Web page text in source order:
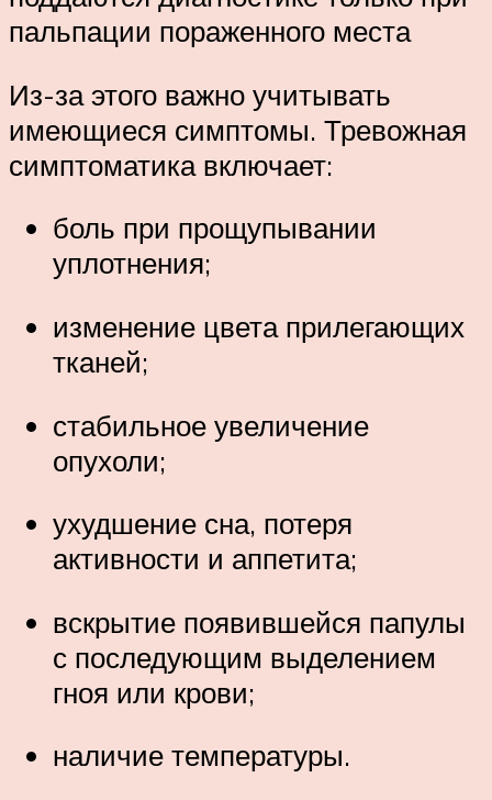
пальпации пораженного места
Из-за этого важно учитывать
имеющиеся симптомы. Тревожная
симптоматика включает:
боль при прощупывании
уплотнения;
изменение цвета прилегающих
тканей;
стабильное увеличение
опухоли;
ухудшение сна, потеря
активности и аппетита;
вскрытие появившейся папулы
с последующим выделением
гноя или крови;
наличие температуры.